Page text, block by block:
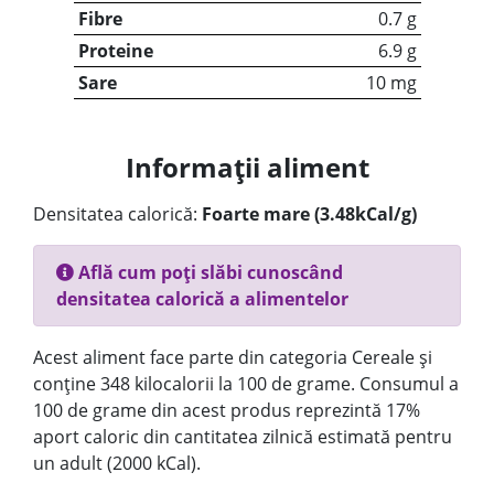
Fibre
0.7 g
Proteine
6.9 g
Sare
10 mg
Informații aliment
Densitatea calorică: Foarte mare (3.48kCal/g)
Află cum poți slăbi cunoscând
densitatea calorică a alimentelor
Acest aliment face parte din categoria Cereale și
conține 348 kilocalorii la 100 de grame. Consumul a
100 de grame din acest produs reprezintă 17%
aport caloric din cantitatea zilnică estimată pentru
un adult (2000 kCal).